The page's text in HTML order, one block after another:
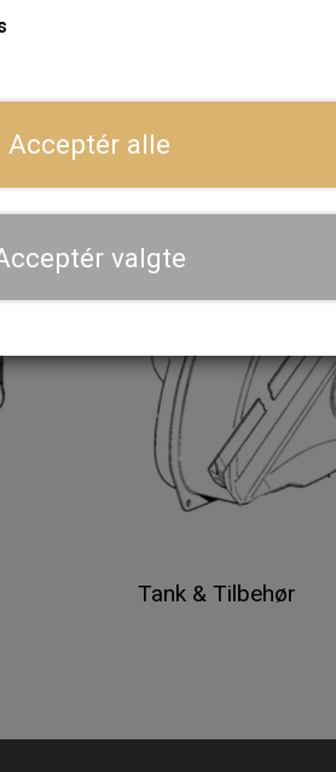
Tank & Tilbehør
Acceptér alle
valgte